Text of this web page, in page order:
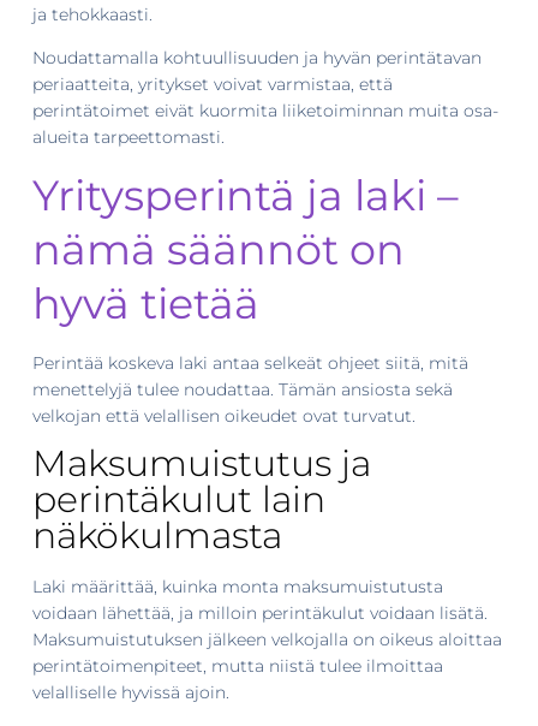
ja tehokkaasti.
Noudattamalla kohtuullisuuden ja hyvän perintätavan
periaatteita, yritykset voivat varmistaa, että
perintätoimet eivät kuormita liiketoiminnan muita osa-
alueita tarpeettomasti.
Yritysperintä ja laki –
nämä säännöt on
hyvä tietää
Perintää koskeva laki antaa selkeät ohjeet siitä, mitä
menettelyjä tulee noudattaa. Tämän ansiosta sekä
velkojan että velallisen oikeudet ovat turvatut.
Maksumuistutus ja
perintäkulut lain
näkökulmasta
Laki määrittää, kuinka monta maksumuistutusta
voidaan lähettää, ja milloin perintäkulut voidaan lisätä.
Maksumuistutuksen jälkeen velkojalla on oikeus aloittaa
perintätoimenpiteet, mutta niistä tulee ilmoittaa
velalliselle hyvissä ajoin.